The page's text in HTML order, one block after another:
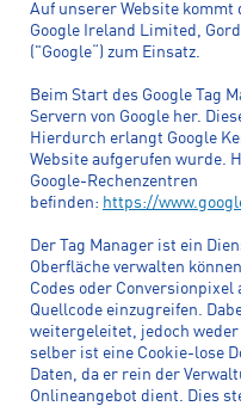
Auf unserer Website kommt
Google Ireland Limited,
("Google“) zum Einsatz.
Beim Start des Google Tag
Servern von Google her.
Hierdurch erlangt Google
Website aufgerufen wurde.
Google-Rechenzentren
befinden: https://
Der Tag Manager ist ein
Oberfläche verwalten
Codes oder Conversionpixel
Quellcode einzugreifen.
weitergeleitet, jedoch
selber ist eine Cookie-lose
Daten, da er rein der
Onlineangebot dient. Dies